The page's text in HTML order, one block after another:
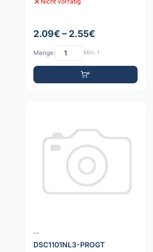
2.09€ – 2.55€
Menge: Min: 1
--
DSC1101NL3-PROGT